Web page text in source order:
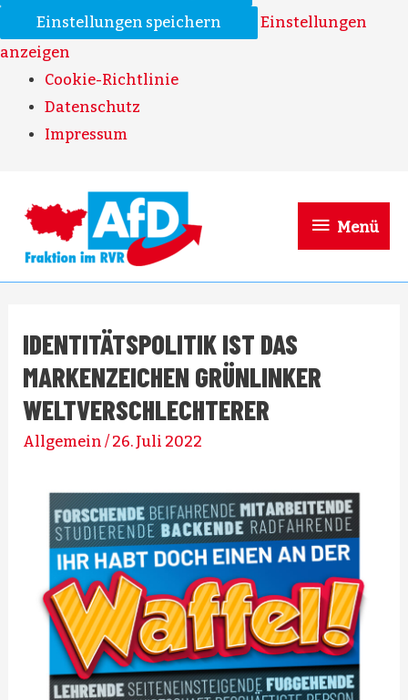
Einstellungen speichern
Einstellungen
anzeigen
Cookie-Richtlinie
Datenschutz
Impressum
Menü
IDENTITÄTSPOLITIK IST DAS
MARKENZEICHEN GRÜNLINKER
WELTVERSCHLECHTERER
Allgemein / 26. Juli 2022